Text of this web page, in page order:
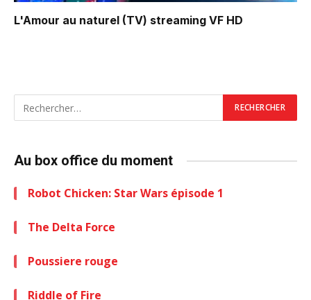
L'Amour au naturel (TV) streaming VF HD
Au box office du moment
Robot Chicken: Star Wars épisode 1
The Delta Force
Poussiere rouge
Riddle of Fire